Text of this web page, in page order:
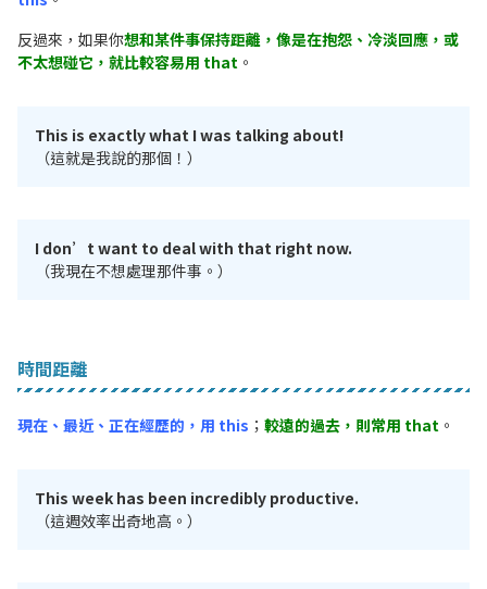
反過來，如果你想和某件事保持距離，像是在抱怨、冷淡回應，或
不太想碰它，就比較容易用 that 。
This is exactly what I was talking about!
（這就是我說的那個！）
I don’t want to deal with that right now.
（我現在不想處理那件事。）
時間距離
現在、最近、正在經歷的，用 this ； 較遠的過去，則常用 that 。
This week has been incredibly productive.
（這週效率出奇地高。）